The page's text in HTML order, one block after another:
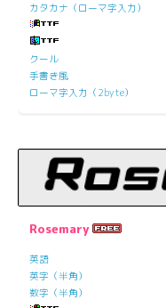
カタカナ（ローマ字入力）
クール
手書き風
ローマ字入力（2byte）
Rosemary
英語
英字（半角）
数字（半角）